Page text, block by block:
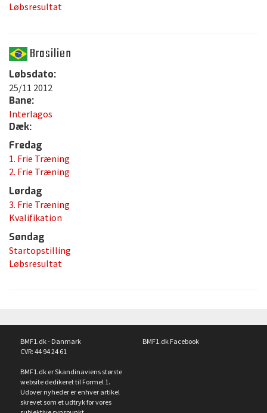
Løbsresultat
Brasilien
Løbsdato:
25/11 2012
Bane:
Interlagos
Dæk:
Fredag
1. Frie Træning
2. Frie Træning
Lørdag
3. Frie Træning
Kvalifikation
Søndag
Startopstilling
Løbsresultat
BMF1.dk - Danmark
CVR: 44 94 24 61
BMF1.dk er Skandinaviens største
website dedikeret til Formel 1.
Udover nyheder er enhver artikel
skrevet som et udtryk for vores
BMF1.dk Facebook